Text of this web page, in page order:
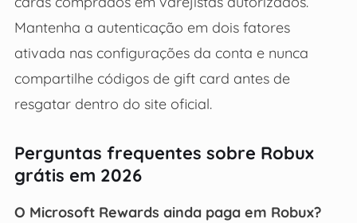
Mantenha a autenticação em dois fatores
ativada nas configurações da conta e nunca
compartilhe códigos de gift card antes de
resgatar dentro do site oficial.
Perguntas frequentes sobre Robux
grátis em 2026
O Microsoft Rewards ainda paga em Robux?